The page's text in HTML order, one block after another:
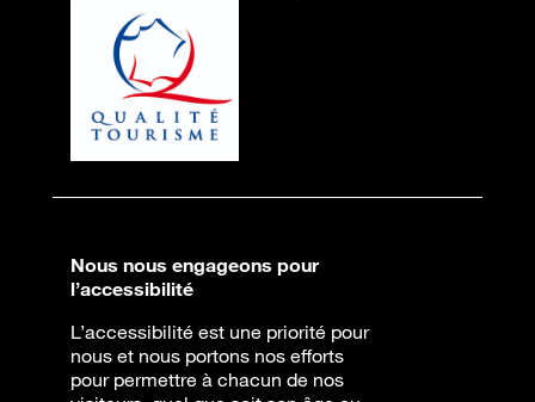
Nous nous engageons pour
l’accessibilité
L’accessibilité est une priorité pour
nous et nous portons nos efforts
pour permettre à chacun de nos